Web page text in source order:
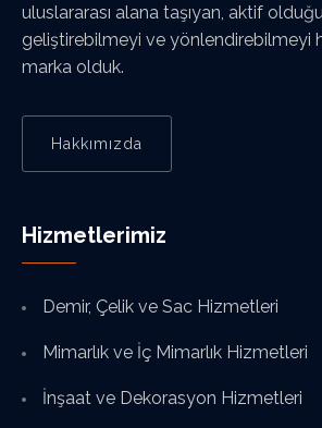
uluslararası alana taşıyan, aktif olduğu
geliştirebilmeyi ve yönlendirebilmeyi
marka olduk.
Hakkımızda
Hizmetlerimiz
Demir, Çelik ve Sac Hizmetleri
Mimarlık ve İç Mimarlık Hizmetleri
İnşaat ve Dekorasyon Hizmetleri